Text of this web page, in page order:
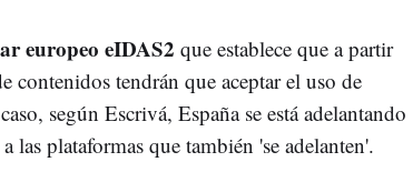
europeo eIDAS2 que establece que a partir
contenidos tendrán que aceptar el uso de
según Escrivá, España se está adelantando
las plataformas que también 'se adelanten'.